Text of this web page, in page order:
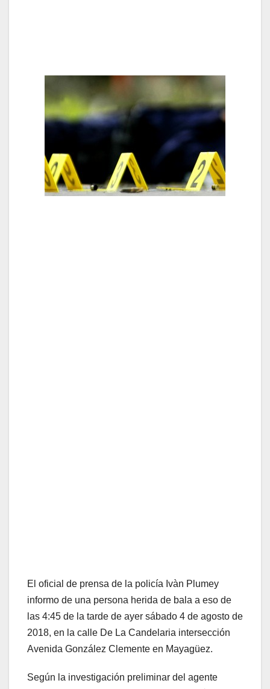
El oficial de prensa de la policía Ivàn Plumey
informo de una persona herida de bala a eso de
las 4:45 de la tarde de ayer sábado 4 de agosto de
2018, en la calle De La Candelaria intersección
Avenida González Clemente en Mayagüez.
Según la investigación preliminar del agente